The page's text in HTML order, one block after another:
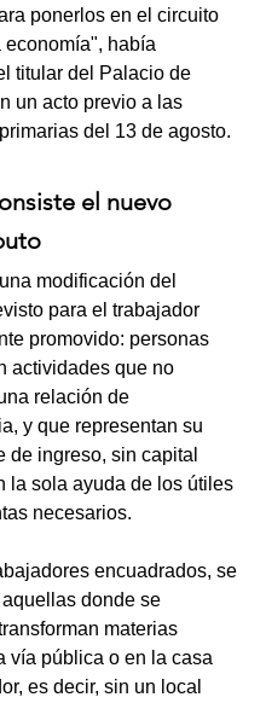
ponerlos en el circuito
economía", había
titular del Palacio de
un acto previo a las
del 13 de agosto.
el nuevo
modificación del
para el trabajador
promovido: personas
actividades que no
relación de
y que representan su
de ingreso, sin capital
la sola ayuda de los útiles
necesarios.
encuadrados, se
donde se
materias
vía pública o en la casa
es decir, sin un local